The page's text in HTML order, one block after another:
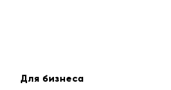
Для бизнеса